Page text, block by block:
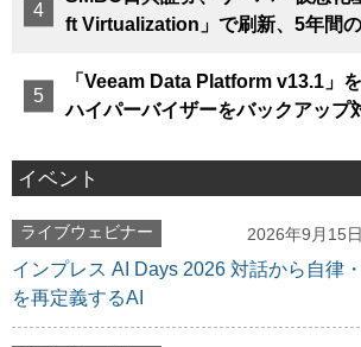
ft Virtualization」で刷新、5年間
「Veeam Data Platform v13.1」
ハイパーバイザーをバックアップ
イベント
ライブウェビナー 2026年9月15
インプレス AI Days 2026 対話から自律
を再定義するAI